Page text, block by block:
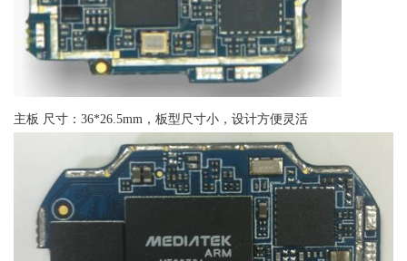
主板 尺寸：36*26.5mm，板型尺寸小，设计方便灵活